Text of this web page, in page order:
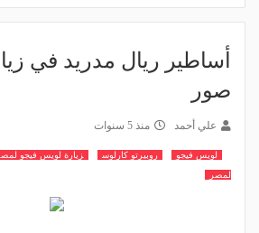
أساطير ريال مدريد في
صور
علي أحمد منذ 5 سنوات
لويس فيجو روبيرتو كارلوس زيارة لويس فيجو
لمصر